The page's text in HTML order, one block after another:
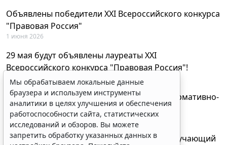
Объявлены победители XXI Всероссийского конкурса
"Правовая Россия"
1 июня 2026
29 мая будут объявлены лауреаты XXI
Всероссийского конкурса "Правовая Россия"!
27 мая 2026
AI-ассистент Искра теперь анализирует нормативно-
техническую документацию
28 апреля 2026
"ГАРАНТ Электронный экспресс" провел обучающий
Мы обрабатываем локальные данные
браузера и используем инструменты
аналитики в целях улучшения и обеспечения
работоспособности сайта, статистических
исследований и обзоров. Вы можете
запретить обработку указанных данных в